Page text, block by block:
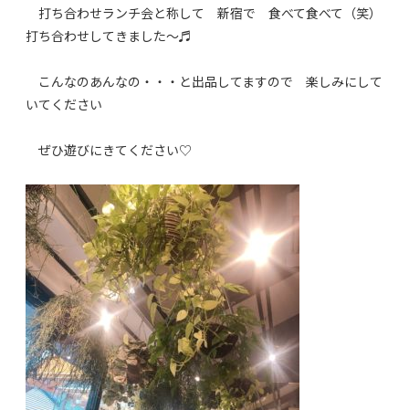
打ち合わせランチ会と称して 新宿で 食べて食べて（笑）
打ち合わせしてきました～♬
こんなのあんなの・・・と出品してますので 楽しみにして
いてください
ぜひ遊びにきてください♡